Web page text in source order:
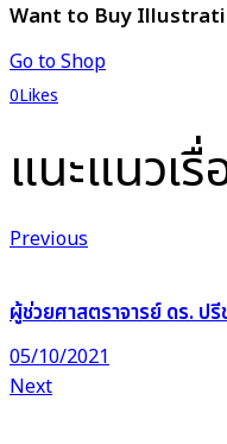
Want to Buy
Go to Shop
0Likes
แนะแนวเรื่
Previous
ผู้ช่วยศาสตราจารย์ ดร. ป
05/10/2021
Next